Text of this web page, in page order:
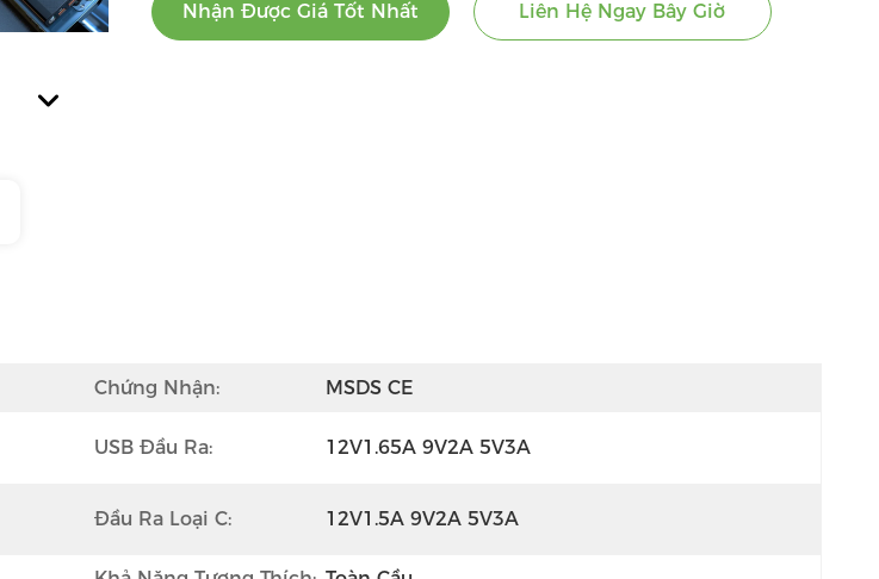
Nhận Được Giá Tốt Nhất Liên Hệ Ngay Bây Giờ
Chứng Nhận: MSDS CE
USB Đầu Ra: 12V1.65A 9V2A 5V3A
Đầu Ra Loại C: 12V1.5A 9V2A 5V3A